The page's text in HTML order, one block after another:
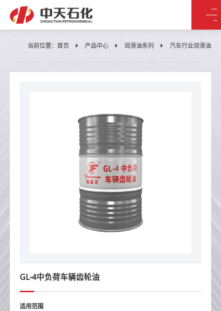
当前位置： 首页 产品中心 润滑油系列 汽车行业润滑油
GL-4中负荷车辆齿轮油
适用范围